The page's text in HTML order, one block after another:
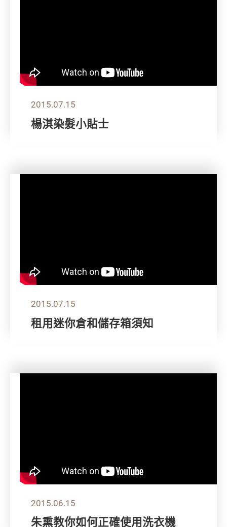
2015.07.15
楊淇染髮小貼士
2015.07.15
租用迷你倉和儲存箱須知
2015.06.15
朱熏教你如何正確使用洗衣機